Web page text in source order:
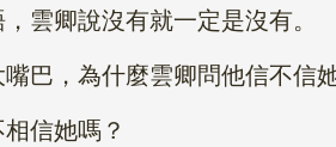
卿說沒有就一定是沒有。
，為什麼雲卿問他信不信她
信她嗎？